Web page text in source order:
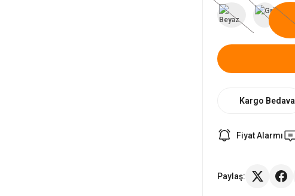
Kargo Bedava
Fiyat Alarmı
Paylaş: